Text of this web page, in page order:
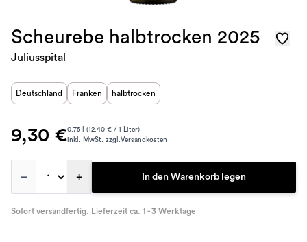
Scheurebe halbtrocken 2025
Juliusspital
Deutschland Franken halbtrocken
9,30 €0.75 l (12.40 € / 1 Liter)
inkl. MwSt. zzgl.Versandkosten
– + In den Warenkorb legen
Sofort versandfertig. Lieferzeit ca. 1 - 3 Werktage